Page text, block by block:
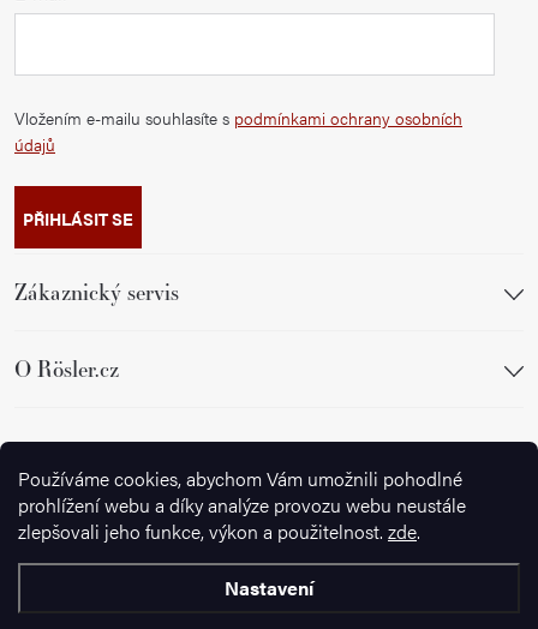
Používáme cookies, abychom Vám umožnili pohodlné
prohlížení webu a díky analýze provozu webu neustále
zlepšovali jeho funkce, výkon a použitelnost. zde.
Nastavení
Vložením e-mailu souhlasíte s podmínkami ochrany osobních
údajů
PŘIHLÁSIT SE
Zákaznický servis
O Rösler.cz
Sledujte nás